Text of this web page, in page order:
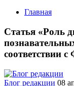
Главная
Статья «Роль
соответствии
Блог редакции 08